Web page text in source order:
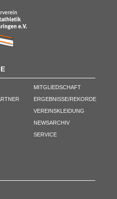
MITGLIEDSCHAFT
ERGEBNISSE/REKORDE
VEREINSKLEIDUNG
NEWSARCHIV
SERVICE